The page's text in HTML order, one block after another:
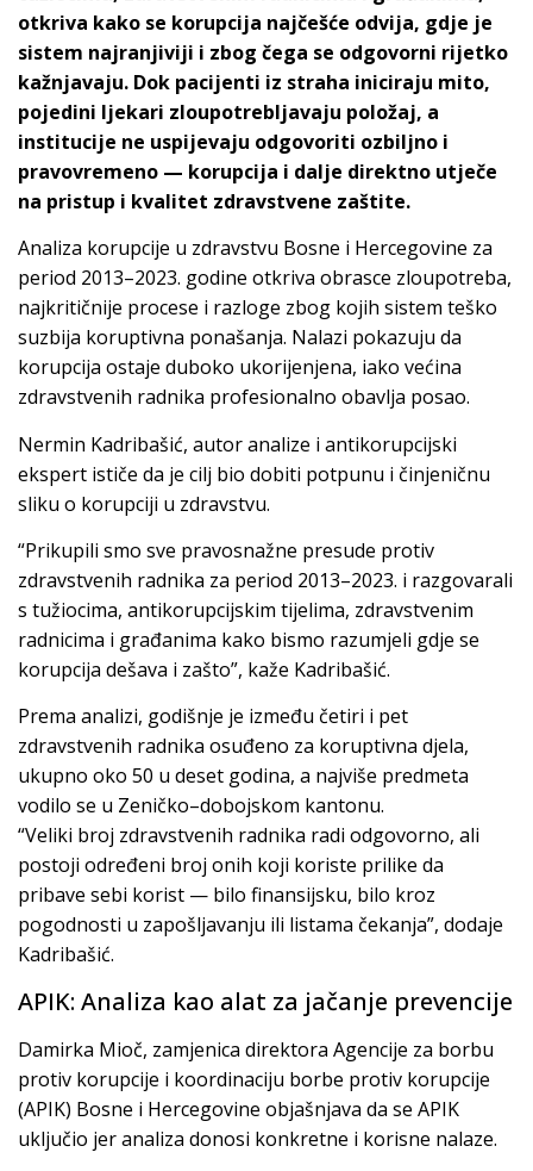
otkriva kako se korupcija najčešće odvija, gdje je
sistem najranjiviji i zbog čega se odgovorni rijetko
kažnjavaju. Dok pacijenti iz straha iniciraju mito,
pojedini ljekari zloupotrebljavaju položaj, a
institucije ne uspijevaju odgovoriti ozbiljno i
pravovremeno — korupcija i dalje direktno utječe
na pristup i kvalitet zdravstvene zaštite.
Analiza korupcije u zdravstvu Bosne i Hercegovine za
period 2013–2023. godine otkriva obrasce zloupotreba,
najkritičnije procese i razloge zbog kojih sistem teško
suzbija koruptivna ponašanja. Nalazi pokazuju da
korupcija ostaje duboko ukorijenjena, iako većina
zdravstvenih radnika profesionalno obavlja posao.
Nermin Kadribašić, autor analize i antikorupcijski
ekspert ističe da je cilj bio dobiti potpunu i činjeničnu
sliku o korupciji u zdravstvu.
“Prikupili smo sve pravosnažne presude protiv
zdravstvenih radnika za period 2013–2023. i razgovarali
s tužiocima, antikorupcijskim tijelima, zdravstvenim
radnicima i građanima kako bismo razumjeli gdje se
korupcija dešava i zašto”, kaže Kadribašić.
Prema analizi, godišnje je između četiri i pet
zdravstvenih radnika osuđeno za koruptivna djela,
ukupno oko 50 u deset godina, a najviše predmeta
vodilo se u Zeničko–dobojskom kantonu.
“Veliki broj zdravstvenih radnika radi odgovorno, ali
postoji određeni broj onih koji koriste prilike da
pribave sebi korist — bilo finansijsku, bilo kroz
pogodnosti u zapošljavanju ili listama čekanja”, dodaje
Kadribašić.
APIK: Analiza kao alat za jačanje prevencije
Damirka Mioč, zamjenica direktora Agencije za borbu
protiv korupcije i koordinaciju borbe protiv korupcije
(APIK) Bosne i Hercegovine objašnjava da se APIK
uključio jer analiza donosi konkretne i korisne nalaze.